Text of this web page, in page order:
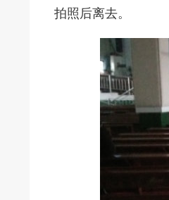
拍照后离去。